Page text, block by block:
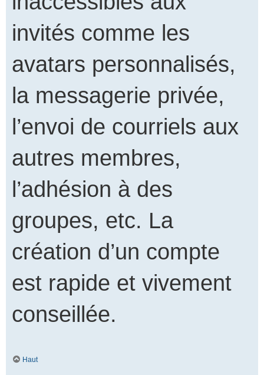
invités comme les
avatars personnalisés,
la messagerie privée,
l’envoi de courriels aux
autres membres,
l’adhésion à des
groupes, etc. La
création d’un compte
est rapide et vivement
conseillée.
Haut